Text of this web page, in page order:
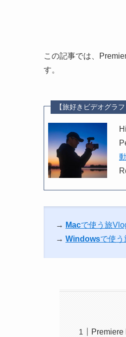
この記事では、
す。
【旅好きビデオグラ
→ Macで使う旅
→ Windowsで使う
Premiere